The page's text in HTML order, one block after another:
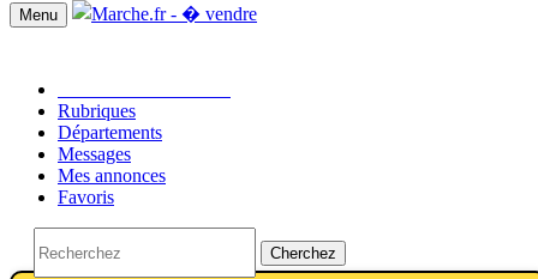
Menu
Rubriques
Départements
Messages
Mes annonces
Favoris
Cherchez